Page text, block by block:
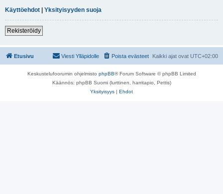
Käyttöehdot | Yksityisyyden suoja
Rekisteröidy
Etusivu Kaikki ajat ovat UTC+02:00
Poista evästeet
Viesti Ylläpidolle
Keskustelufoorumin ohjelmisto phpBB® Forum Software © phpBB Limited
Käännös: phpBB Suomi (lurttinen, harritapio, Pettis)
Yksityisyys | Ehdot